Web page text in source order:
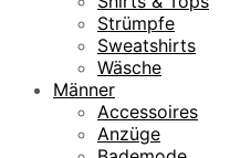
Strümpfe
Sweatshirts
Wäsche
Männer
Accessoires
Anzüge